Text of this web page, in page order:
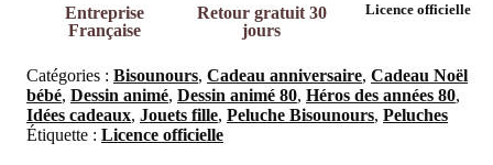
Entreprise
Française
Retour gratuit 30
jours
Licence officielle
Catégories : Bisounours, Cadeau anniversaire, Cadeau Noël
bébé, Dessin animé, Dessin animé 80, Héros des années 80,
Idées cadeaux, Jouets fille, Peluche Bisounours, Peluches
Étiquette : Licence officielle